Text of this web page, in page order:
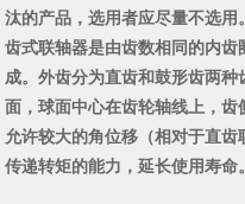
汰的产品，选用者应尽量不选用。
齿式联轴器是由齿数相同的内
成。外齿分为直齿和鼓形齿两
面，球面中心在齿轮轴线上，
允许较大的角位移（相对于直
传递转矩的能力，延长使用寿命。